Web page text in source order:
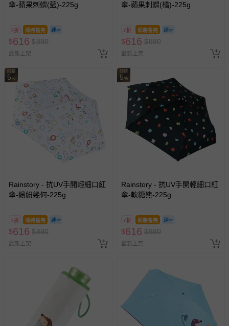
傘-蘋果刺蝟(藍)-225g
7折 即將售完
$616 $880
最新上架
傘-蘋果刺蝟(橘)-225g
7折 即將售完
$616 $880
最新上架
回饋
5 %
Rainstory - 抗UV手開輕細口紅
傘-繽紛幾何-225g
7折 即將售完
$616 $880
最新上架
回饋
5 %
Rainstory - 抗UV手開輕細口紅
傘-軟糖熊-225g
7折 即將售完
$616 $880
最新上架